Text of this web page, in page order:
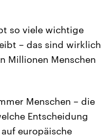
so viele wichtige
– das sind wirklich
Millionen Menschen
Menschen – die
Entscheidung
europäische